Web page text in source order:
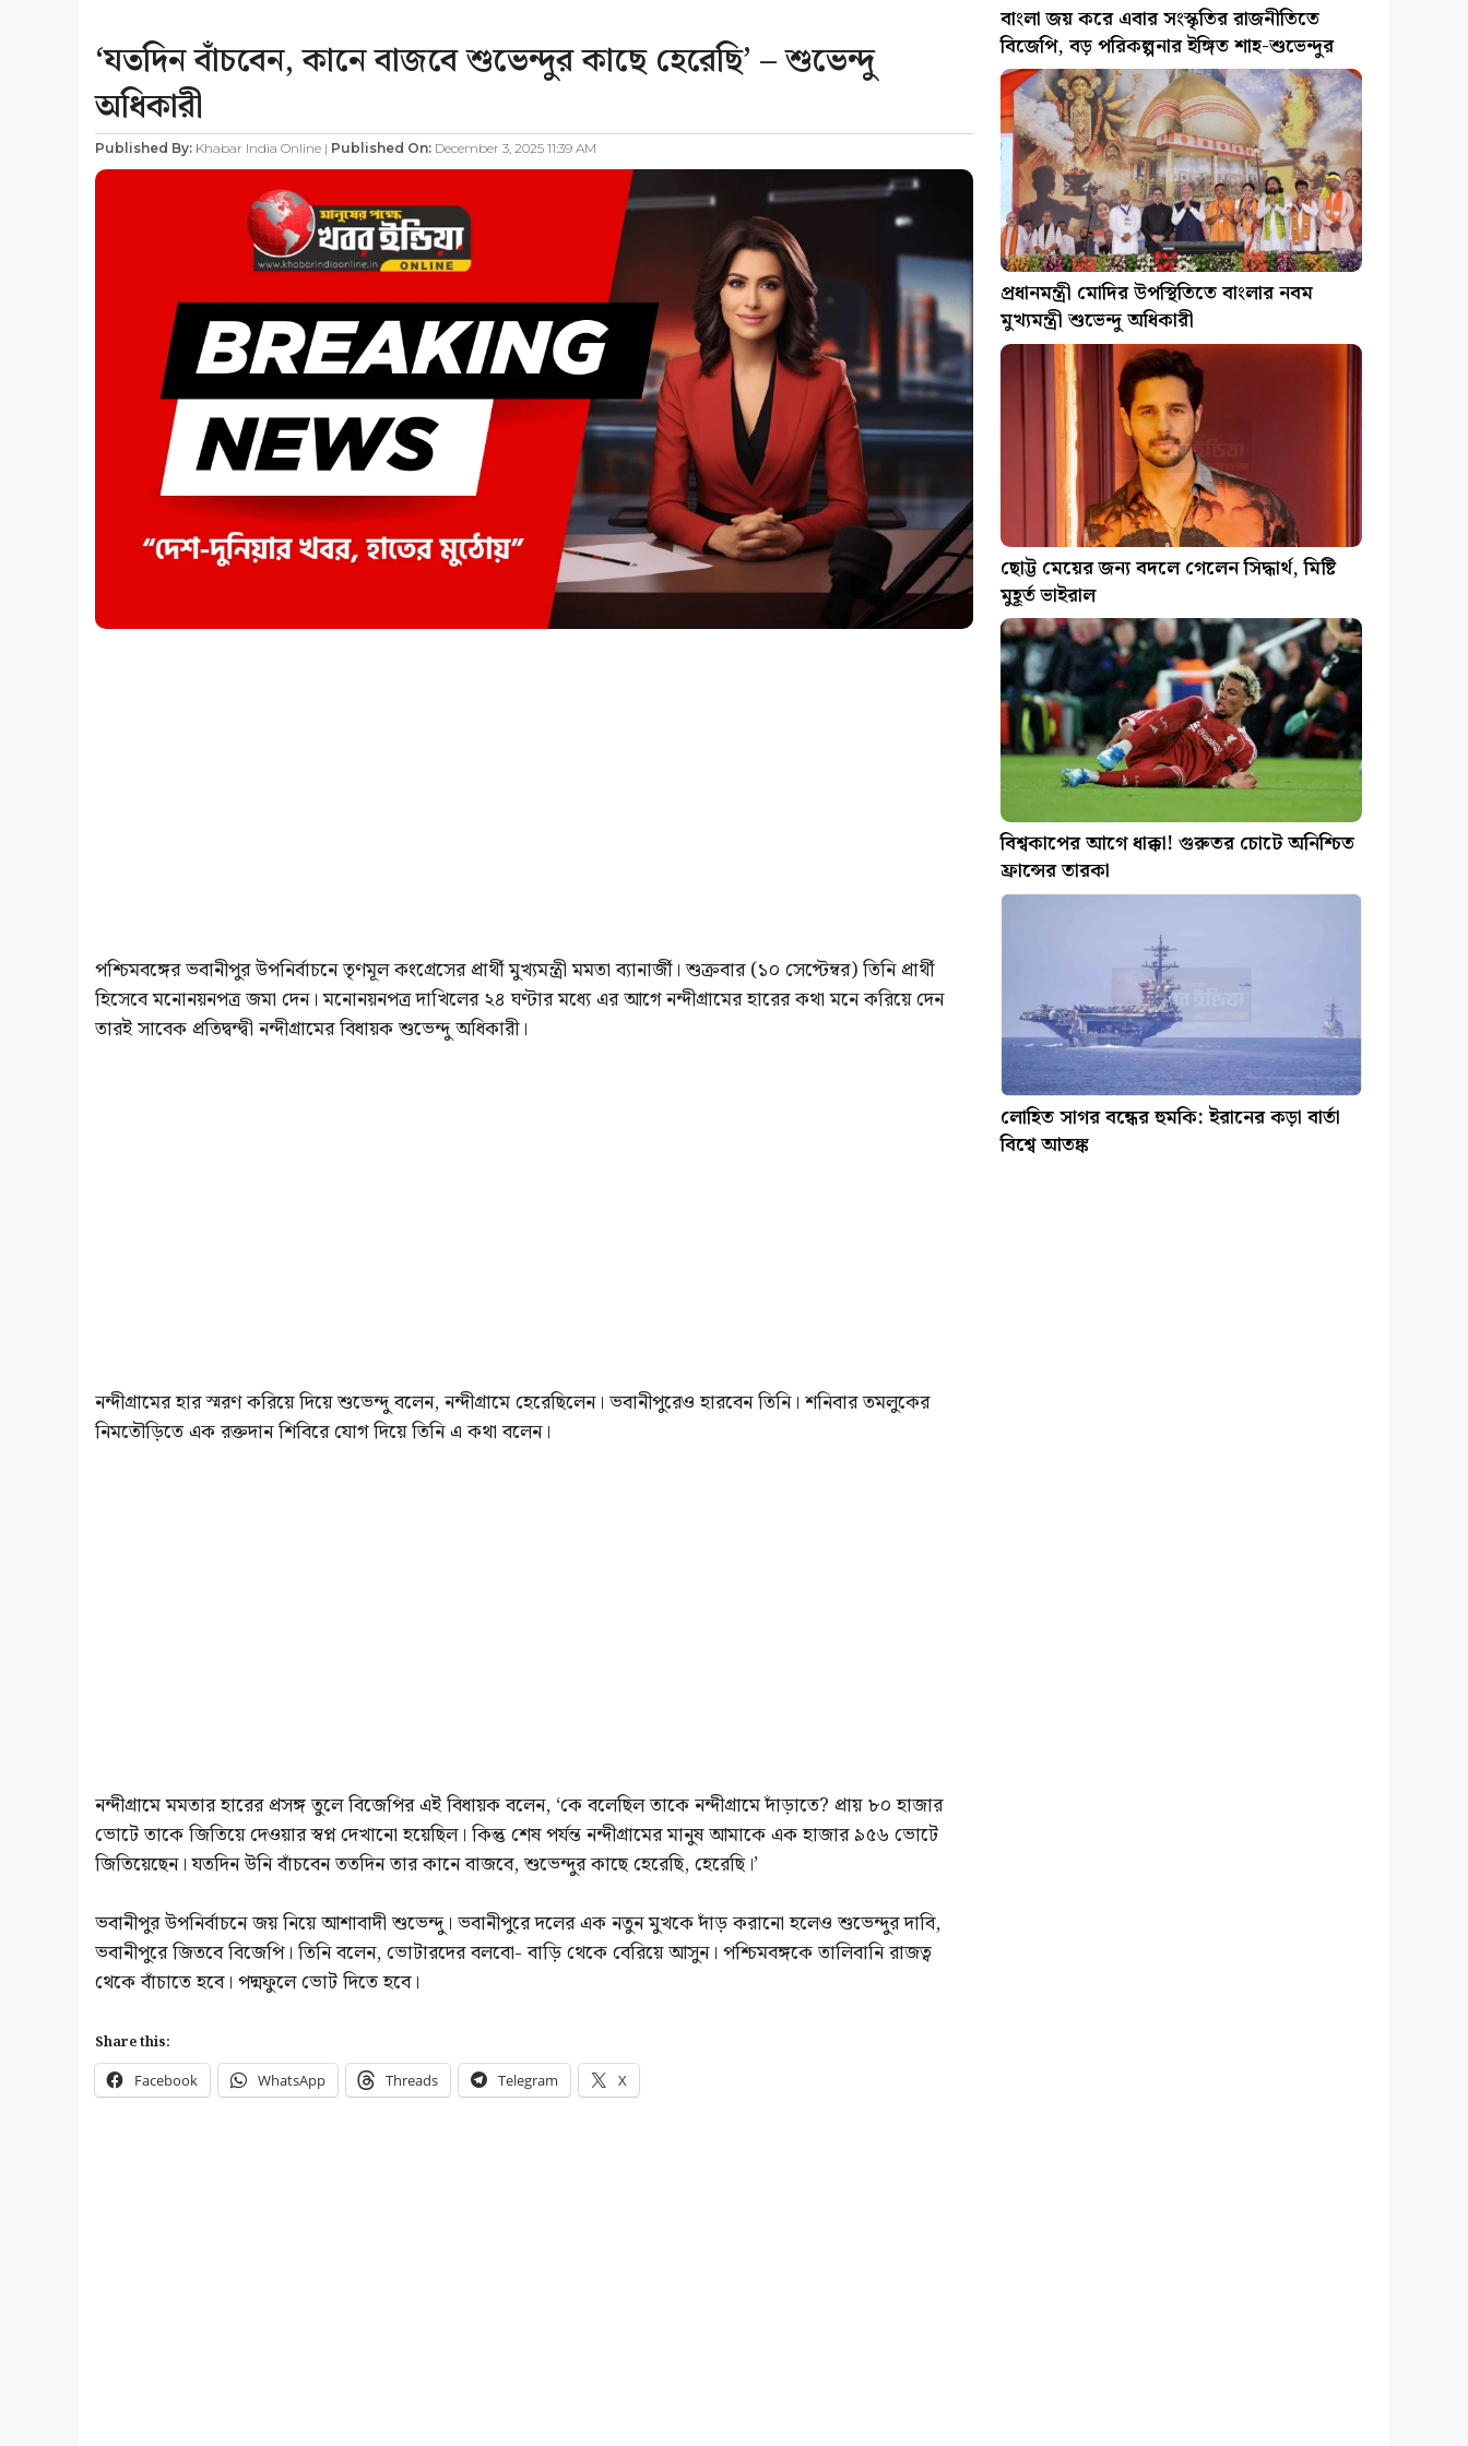
‘যতদিন বাঁচবেন, কানে বাজবে শুভেন্দুর কাছে হেরেছি’ – শুভেন্দু
অধিকারী
Published By: Khabar India Online | Published On: December 3, 2025 11:39 AM
পশ্চিমবঙ্গের ভবানীপুর উপনির্বাচনে তৃণমূল কংগ্রেসের প্রার্থী মুখ্যমন্ত্রী মমতা ব্যানার্জী। শুক্রবার (১০ সেপ্টেম্বর) তিনি প্রার্থী
হিসেবে মনোনয়নপত্র জমা দেন। মনোনয়নপত্র দাখিলের ২৪ ঘণ্টার মধ্যে এর আগে নন্দীগ্রামের হারের কথা মনে করিয়ে দেন
তারই সাবেক প্রতিদ্বন্দ্বী নন্দীগ্রামের বিধায়ক শুভেন্দু অধিকারী।
নন্দীগ্রামের হার স্মরণ করিয়ে দিয়ে শুভেন্দু বলেন, নন্দীগ্রামে হেরেছিলেন। ভবানীপুরেও হারবেন তিনি। শনিবার তমলুকের
নিমতৌড়িতে এক রক্তদান শিবিরে যোগ দিয়ে তিনি এ কথা বলেন।
নন্দীগ্রামে মমতার হারের প্রসঙ্গ তুলে বিজেপির এই বিধায়ক বলেন, ‘কে বলেছিল তাকে নন্দীগ্রামে দাঁড়াতে? প্রায় ৮০ হাজার
ভোটে তাকে জিতিয়ে দেওয়ার স্বপ্ন দেখানো হয়েছিল। কিন্তু শেষ পর্যন্ত নন্দীগ্রামের মানুষ আমাকে এক হাজার ৯৫৬ ভোটে
জিতিয়েছেন। যতদিন উনি বাঁচবেন ততদিন তার কানে বাজবে, শুভেন্দুর কাছে হেরেছি, হেরেছি।’
ভবানীপুর উপনির্বাচনে জয় নিয়ে আশাবাদী শুভেন্দু। ভবানীপুরে দলের এক নতুন মুখকে দাঁড় করানো হলেও শুভেন্দুর দাবি,
ভবানীপুরে জিতবে বিজেপি। তিনি বলেন, ভোটারদের বলবো- বাড়ি থেকে বেরিয়ে আসুন। পশ্চিমবঙ্গকে তালিবানি রাজত্ব
থেকে বাঁচাতে হবে। পদ্মফুলে ভোট দিতে হবে।
Share this:
Facebook WhatsApp Threads Telegram X
বাংলা জয় করে এবার সংস্কৃতির রাজনীতিতে
বিজেপি, বড় পরিকল্পনার ইঙ্গিত শাহ-শুভেন্দুর
প্রধানমন্ত্রী মোদির উপস্থিতিতে বাংলার নবম
মুখ্যমন্ত্রী শুভেন্দু অধিকারী
ছোট্ট মেয়ের জন্য বদলে গেলেন সিদ্ধার্থ, মিষ্টি
মুহূর্ত ভাইরাল
বিশ্বকাপের আগে ধাক্কা! গুরুতর চোটে অনিশ্চিত
ফ্রান্সের তারকা
লোহিত সাগর বন্ধের হুমকি: ইরানের কড়া বার্তা
বিশ্বে আতঙ্ক